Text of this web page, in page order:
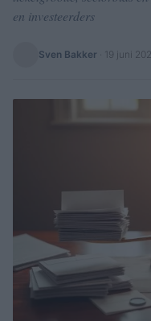
en investeerders
Sven Bakker 19 juni